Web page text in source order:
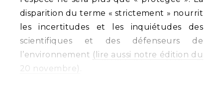
disparition du terme « strictement » nourrit
les incertitudes et les inquiétudes des
scientifiques et des défenseurs de
l’environnement (lire aussi notre édition du
20 novembre)